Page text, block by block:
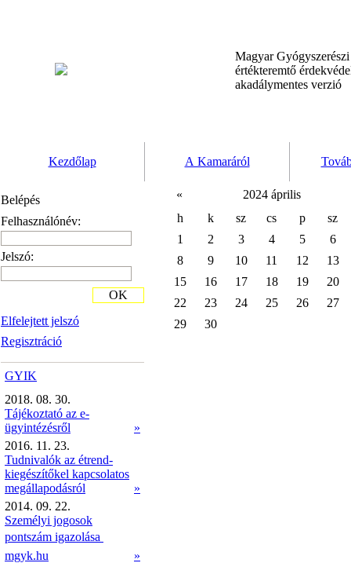
Magyar
értékteremtő
akadálymentes verzió
Kezdőlap A Kamaráról
Belépés
Felhasználónév:
Jelszó:
Elfelejtett jelszó
Regisztráció
OK
GYIK
2018. 08. 30.
Tájékoztató az e-
ügyintézésről
»
2016. 11. 23.
Tudnivalók az étrend-
kiegészítőkel kapcsolatos
megállapodásról
»
2014. 09. 22.
Személyi jogosok
pontszám igazolása 
mgyk.hu
»
«
2024 április
h
k sz cs p
sz
1
2 3 4 5
6
8
9 10 11 12
13
15
16 17 18 19
20
22
23 24 25 26
27
29
30